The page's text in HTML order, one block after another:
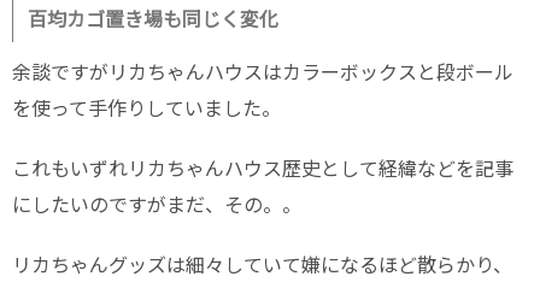
百均カゴ置き場も同じく変化
余談ですがリカちゃんハウスはカラーボックスと段ボール
を使って手作りしていました。
これもいずれリカちゃんハウス歴史として経緯などを記事
にしたいのですがまだ、その。。
リカちゃんグッズは細々していて嫌になるほど散らかり、